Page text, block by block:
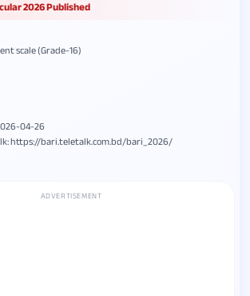
2026 Published
scale (Grade-16)
04-26
https://bari.teletalk.com.bd/bari_2026/
ADVERTISEMENT